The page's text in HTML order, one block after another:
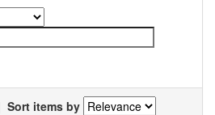
Sort items by